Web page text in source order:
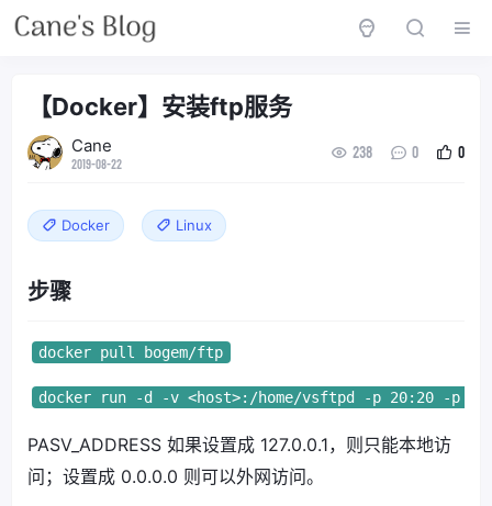
【Docker】安装ftp服务
Cane
2019-08-22
238 0 0
Docker Linux
步骤
docker pull bogem/ftp
docker run -d -v <host>:/home/vsftpd -p 20:20 -p 21:21
PASV_ADDRESS 如果设置成 127.0.0.1，则只能本地访
问；设置成 0.0.0.0 则可以外网访问。